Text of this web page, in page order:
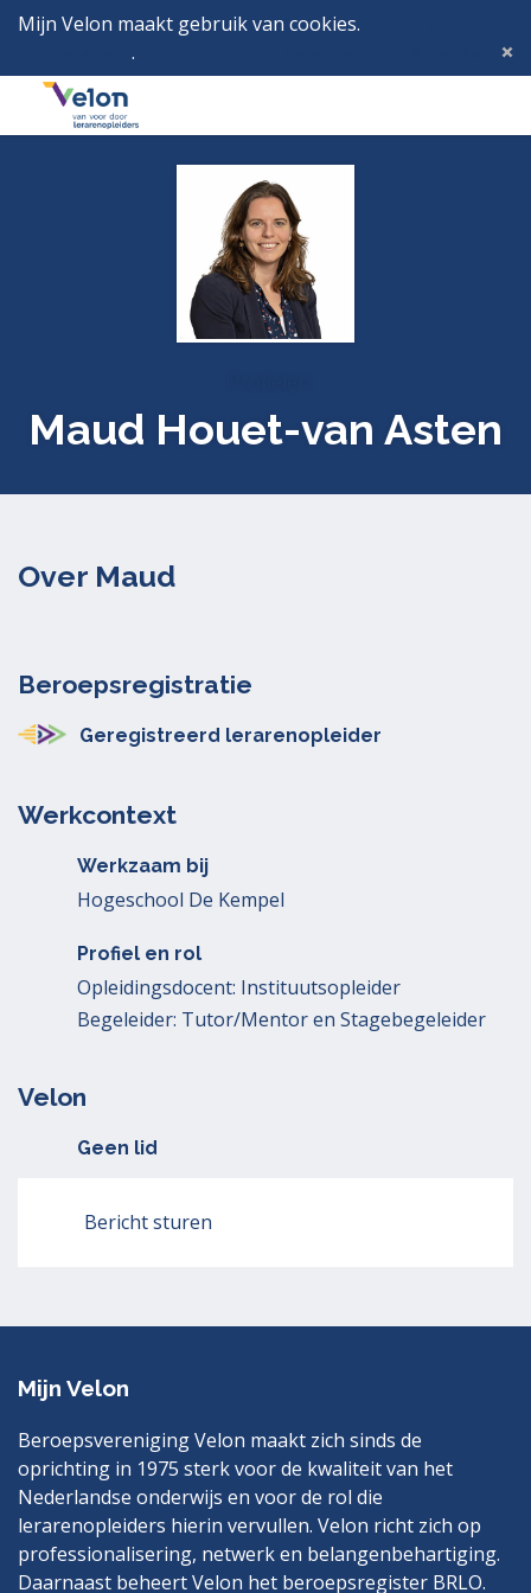
Mijn Velon maakt gebruik van cookies.
.
Menu
Maud Houet-van Asten
Over Maud
Beroepsregistratie
Geregistreerd lerarenopleider
Werkcontext
Werkzaam bij
Hogeschool De Kempel
Profiel en rol
Opleidingsdocent: Instituutsopleider
Begeleider: Tutor/Mentor en Stagebegeleider
Velon
Geen lid
Bericht sturen
Mijn Velon
Beroepsvereniging Velon maakt zich sinds de
oprichting in 1975 sterk voor de kwaliteit van het
Nederlandse onderwijs en voor de rol die
lerarenopleiders hierin vervullen. Velon richt zich op
professionalisering, netwerk en belangenbehartiging.
Daarnaast beheert Velon het beroepsregister BRLO.